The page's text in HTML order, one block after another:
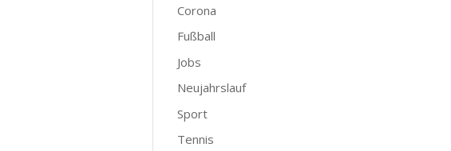
Corona
Fußball
Jobs
Neujahrslauf
Sport
Tennis